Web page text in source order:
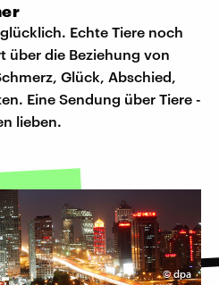
Echte Tiere noch
über die Beziehung von
Glück, Abschied,
Eine Sendung über Tiere -
lieben.
©dpa